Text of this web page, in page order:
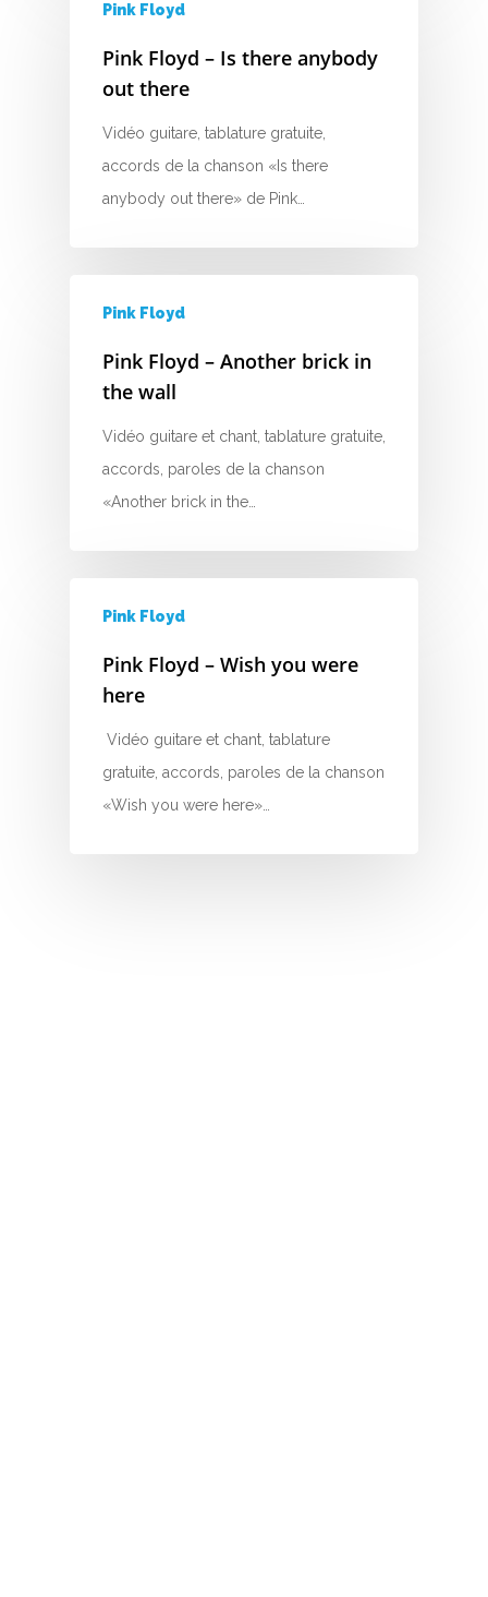
Pink Floyd
Pink Floyd – Is there anybody
out there
Vidéo guitare, tablature gratuite,
accords de la chanson «Is there
anybody out there» de Pink…
Pink Floyd
Pink Floyd – Another brick in
the wall
Vidéo guitare et chant, tablature gratuite,
accords, paroles de la chanson
«Another brick in the…
Pink Floyd
Pink Floyd – Wish you were
here
Vidéo guitare et chant, tablature
gratuite, accords, paroles de la chanson
«Wish you were here»…
O
R
S
W
Y
Nouvelles tabs
Accords de guitare